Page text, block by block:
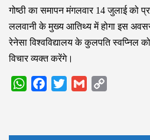
गोष्ठी का समापन मंगलवार 14 जुलाई को
ललवानी के मुख्य आतिथ्य में होगा इस
रेनेसा विश्वविद्यालय के कुलपति स्वप्निल
विचार व्यक्त करेंगे।
WhatsAppFacebook
Twitter Gmail